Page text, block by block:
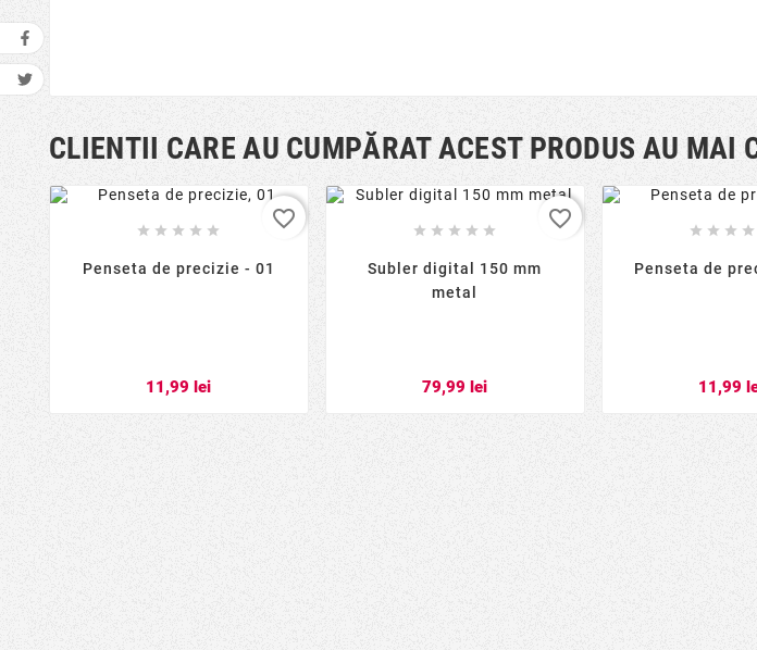
CLIENTII CARE AU CUMPĂRAT ACEST PRODUS AU MAI
    
Penseta de precizie - 01
11,99 lei
favorite_border     
Subler digital 150 mm
metal
79,99 lei
favorite_border    
Penseta de
11,99